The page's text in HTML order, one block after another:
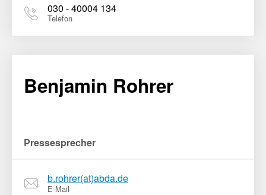
030 - 40004 134
Telefon
Benjamin Rohrer
Pressesprecher
b.rohrer(at)abda.de
E-Mail